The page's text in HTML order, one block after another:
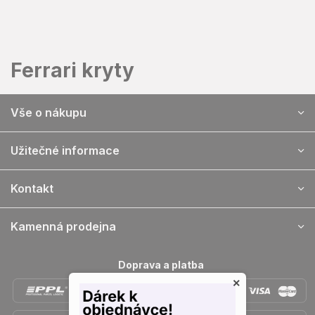
Ferrari kryty
p
Vše o nákupu
Užitečné informace
Kontakt
Kamenná prodejna
Doprava a platba
×